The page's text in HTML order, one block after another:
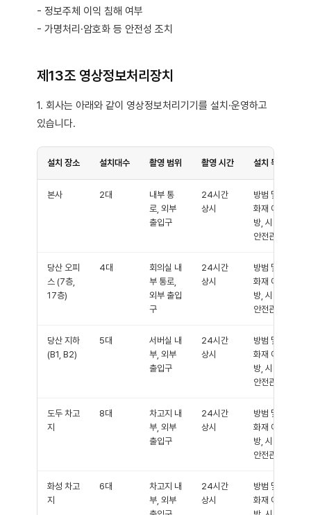
- 정보주체 이익 침해 여부
- 가명처리·암호화 등 안전성 조치
제13조 영상정보처리장치
1. 회사는 아래와 같이 영상정보처리기기를 설치·운영하고
있습니다.
설치 장소 설치대수 촬영 범위 촬영 시간 설치 목적
본사 2대
내부 통
로, 외부
출입구
24시간
상시
방범 및
화재 예
방, 시설
안전관리
당산 오피
스 (7층,
17층)
4대
회의실 내
부 통로,
외부 출입
구
24시간
상시
방범 및
화재 예
방, 시설
안전관리
당산 지하
(B1, B2)
5대
서버실 내
부, 외부
출입구
24시간
상시
방범 및
화재 예
방, 시설
안전관리
도두 차고
지
8대
차고지 내
부, 외부
출입구
24시간
상시
방범 및
화재 예
방, 시설
안전관리
화성 차고
지
6대
차고지 내
부, 외부
24시간
상시
방범 및
화재 예